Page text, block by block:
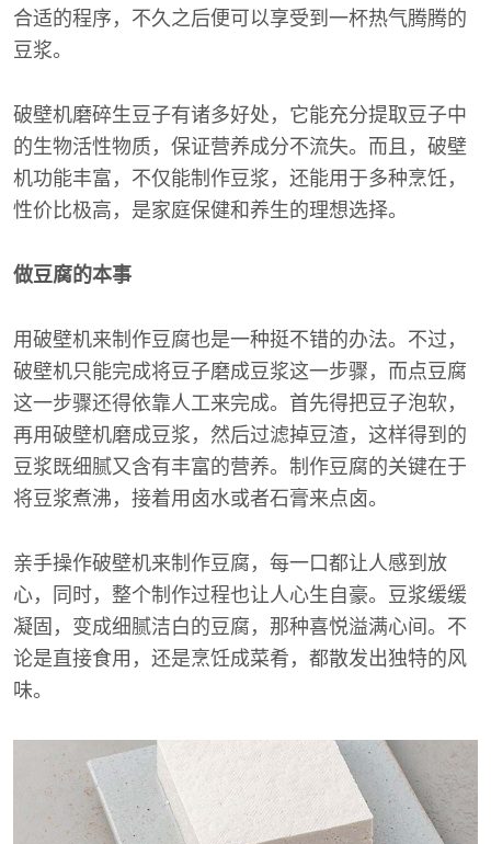
合适的程序，不久之后便可以享受到一杯热气腾腾的
豆浆。
破壁机磨碎生豆子有诸多好处，它能充分提取豆子中
的生物活性物质，保证营养成分不流失。而且，破壁
机功能丰富，不仅能制作豆浆，还能用于多种烹饪，
性价比极高，是家庭保健和养生的理想选择。
做豆腐的本事
用破壁机来制作豆腐也是一种挺不错的办法。不过，
破壁机只能完成将豆子磨成豆浆这一步骤，而点豆腐
这一步骤还得依靠人工来完成。首先得把豆子泡软，
再用破壁机磨成豆浆，然后过滤掉豆渣，这样得到的
豆浆既细腻又含有丰富的营养。制作豆腐的关键在于
将豆浆煮沸，接着用卤水或者石膏来点卤。
亲手操作破壁机来制作豆腐，每一口都让人感到放
心，同时，整个制作过程也让人心生自豪。豆浆缓缓
凝固，变成细腻洁白的豆腐，那种喜悦溢满心间。不
论是直接食用，还是烹饪成菜肴，都散发出独特的风
味。